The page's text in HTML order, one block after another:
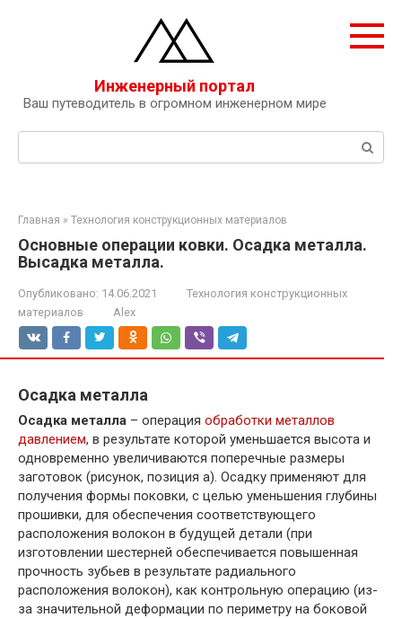
Инженерный портал
Ваш путеводитель в огромном инженерном мире
Поиск:
Главная » Технология конструкционных материалов
Основные операции ковки. Осадка металла.
Высадка металла.
Опубликовано: 14.06.2021
Технология конструкционных
материалов
Alex
Осадка металла
Осадка металла – операция обработки металлов
давлением, в результате которой уменьшается высота и
одновременно увеличиваются поперечные размеры
заготовок (рисунок, позиция а). Осадку применяют для
получения формы поковки, с целью уменьшения глубины
прошивки, для обеспечения соответствующего
расположения волокон в будущей детали (при
изготовлении шестерней обеспечивается повышенная
прочность зубьев в результате радиального
расположения волокон), как контрольную операцию (из-
за значительной деформации по периметру на боковой